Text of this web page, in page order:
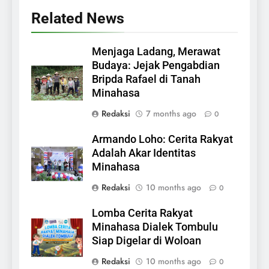
Related News
Menjaga Ladang, Merawat
Budaya: Jejak Pengabdian
Bripda Rafael di Tanah
Minahasa
Redaksi
7 months ago 0
Armando Loho: Cerita Rakyat
Adalah Akar Identitas
Minahasa
Redaksi
10 months ago 0
Lomba Cerita Rakyat
Minahasa Dialek Tombulu
Siap Digelar di Woloan
Redaksi
10 months ago 0